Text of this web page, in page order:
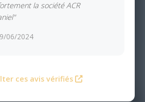
la société ACR
06/2024
ces avis vérifiés